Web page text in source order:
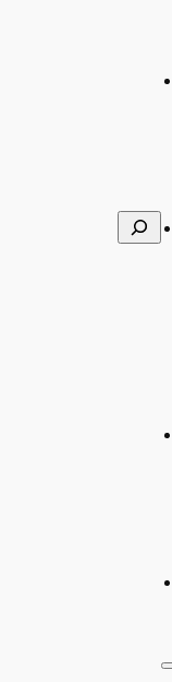
Suchen